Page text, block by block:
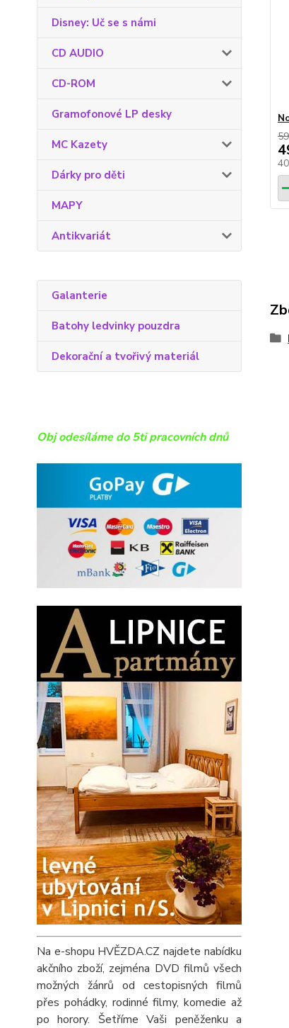
Disney: Uč se s námi
CD AUDIO
CD-ROM
Gramofonové LP desky
MC Kazety
Dárky pro děti
MAPY
Antikvariát
Galanterie
Batohy ledvinky pouzdra
Dekorační a tvořivý materiál
Obj odesíláme do 5ti pracovních dnů
Na e-shopu HVĚZDA.CZ najdete nabídku
akčního zboží, zejména DVD filmů všech
možných žánrů od cestopisných filmů
přes pohádky, rodinné filmy, komedie až
po horory. Šetříme Vaši peněženku a